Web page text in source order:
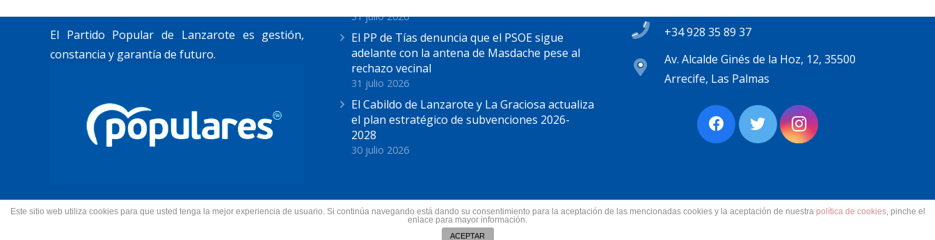
El Partido Popular de Lanzarote es gestión,
constancia y garantía de futuro.
31 julio 2026
El PP de Tías denuncia que el PSOE sigue
adelante con la antena de Masdache pese al
rechazo vecinal
31 julio 2026
El Cabildo de Lanzarote y La Graciosa actualiza
el plan estratégico de subvenciones 2026-
2028
30 julio 2026
+34 928 35 89 37
Av. Alcalde Ginés de la Hoz, 12, 35500
Arrecife, Las Palmas
© 2022 Partido Popular de Lanzarote.
Todos los derechos reservados.
Este sitio web utiliza cookies para que usted tenga la mejor experiencia de usuario. Si continúa navegando está dando su consentimiento para la aceptación de las mencionadas cookies y la aceptación de nuestra política de cookies, pinche el
enlace para mayor información.
ACEPTAR